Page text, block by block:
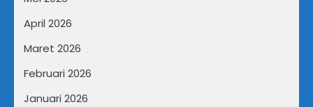
April 2026
Maret 2026
Februari 2026
Januari 2026